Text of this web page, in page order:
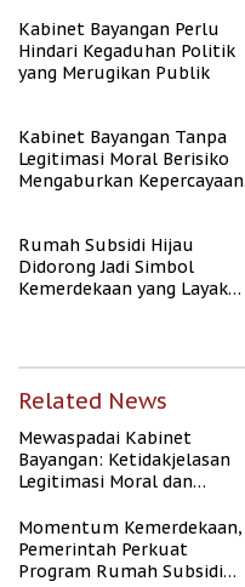
Kabinet Bayangan Perlu
Hindari Kegaduhan Politik
yang Merugikan Publik
Kabinet Bayangan Tanpa
Legitimasi Moral Berisiko
Mengaburkan Kepercayaan
Rumah Subsidi Hijau
Didorong Jadi Simbol
Kemerdekaan yang Layak
Related News
Mewaspadai Kabinet
Bayangan: Ketidakjelasan
Legitimasi Moral dan
Momentum Kemerdekaan,
Pemerintah Perkuat
Program Rumah Subsidi